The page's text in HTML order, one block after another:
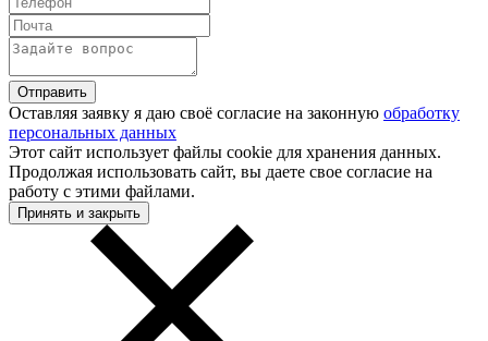
Оставляя заявку я даю своё согласие на законную обработку
персональных данных
Этот сайт использует файлы cookie для хранения данных.
Продолжая использовать сайт, вы даете свое согласие на
работу с этими файлами.
Принять и закрыть